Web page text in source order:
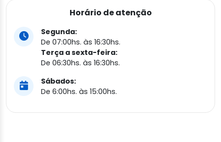
Horário de atenção
Segunda:
De 07:00hs. às 16:30hs.
Terça a sexta-feira:
De 06:30hs. às 16:30hs.
Sábados:
De 6:00hs. às 15:00hs.